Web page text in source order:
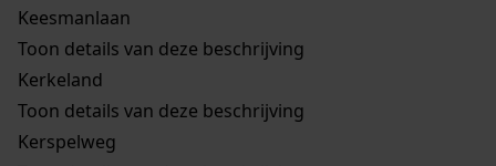
Keesmanlaan
Toon details van deze beschrijving
Kerkeland
Toon details van deze beschrijving
Kerspelweg